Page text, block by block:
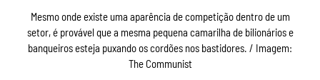
Mesmo onde existe uma aparência de competição dentro de um
setor, é provável que a mesma pequena camarilha de bilionários e
banqueiros esteja puxando os cordões nos bastidores. / Imagem:
The Communist